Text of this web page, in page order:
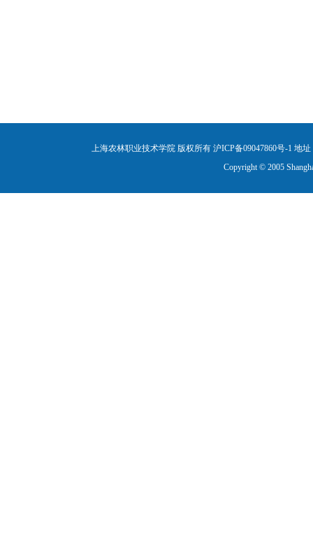
上海农林职业技术学院 版权所有 沪ICP备09047860号-1 地址
Copyright © 2005